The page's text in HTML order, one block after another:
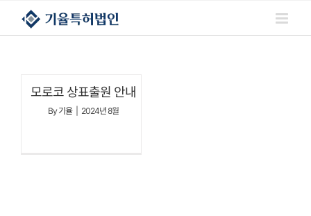
콘텐츠로
건너뛰기
모로코 상표출원 안내
By기율 2024년 8월